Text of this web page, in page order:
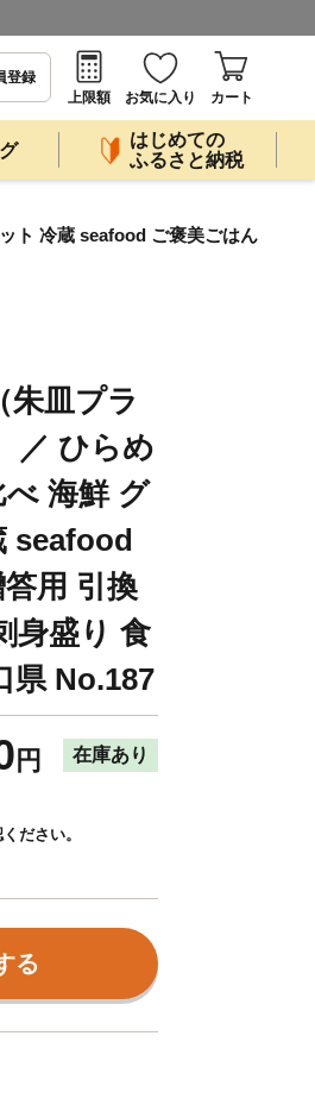
登録
上限額
お気に入り カート
はじめての
ふるさと納税
ト 冷蔵 seafood ご褒美ごはん
皿プラ
／ ひらめ
海鮮 グ
seafood
用 引換
身盛り 食
県 No.187
円 在庫あり
ださい。
る